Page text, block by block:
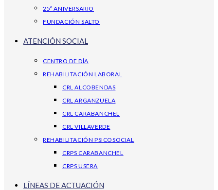
25º ANIVERSARIO
FUNDACIÓN SALTO
ATENCIÓN SOCIAL
CENTRO DE DÍA
REHABILITACIÓN LABORAL
CRL ALCOBENDAS
CRL ARGANZUELA
CRL CARABANCHEL
CRL VILLAVERDE
REHABILITACIÓN PSICOSOCIAL
CRPS CARABANCHEL
CRPS USERA
LÍNEAS DE ACTUACIÓN